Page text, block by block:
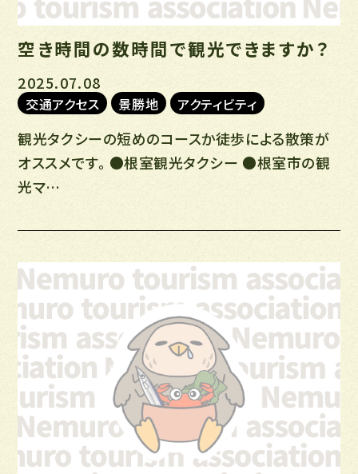
空き時間の数時間で観光できますか？
2025.07.08
交通アクセス 景勝地 アクティビティ
観光タクシーの短めのコースか徒歩による散策が
オススメです。 ●根室観光タクシー ●根室市の観
光マ…